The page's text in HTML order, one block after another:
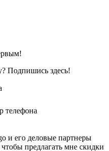
Подпишись здесь!
телефона
и его деловые партнеры
предлагать мне скидки